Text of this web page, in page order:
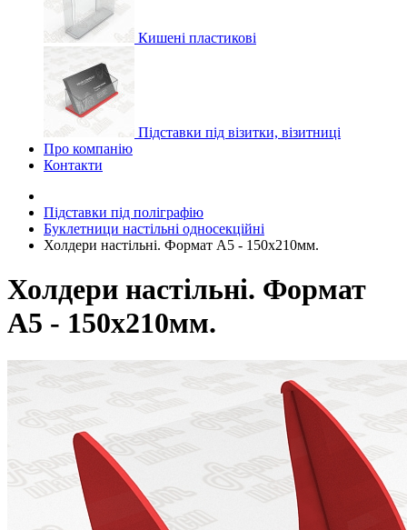
Кишені пластикові
Підставки під візитки, візитниці
Про компанію
Контакти
Підставки під поліграфію
Буклетници настільні односекційні
Холдери настільні. Формат А5 - 150x210мм.
Холдери настільні. Формат
А5 - 150x210мм.